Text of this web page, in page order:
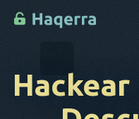
Accede A Los Datos
Cómo Piratear